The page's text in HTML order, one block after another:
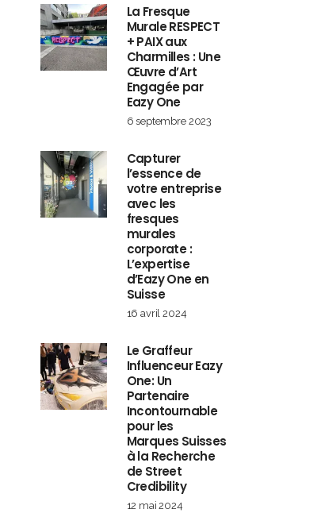
La Fresque
Murale RESPECT
+ PAIX aux
Charmilles : Une
Œuvre d’Art
Engagée par
Eazy One
6 septembre 2023
Capturer
l’essence de
votre entreprise
avec les
fresques
murales
corporate :
L’expertise
d’Eazy One en
Suisse
16 avril 2024
Le Graffeur
Influenceur Eazy
One: Un
Partenaire
Incontournable
pour les
Marques Suisses
à la Recherche
de Street
Credibility
12 mai 2024